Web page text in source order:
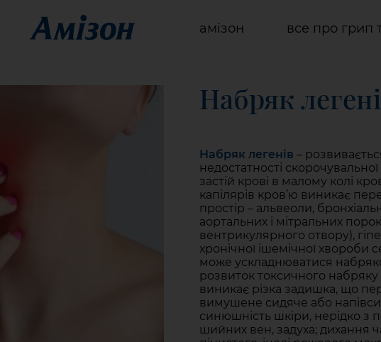
амізон все про грип
Набряк
Набряк легенів –
недостатності
застій крові в малому колі
капілярів кров’ю виникає
простір – альвеоли,
аортальних і мітральних
вентрикулярного отвору),
хронічної ішемічної хвороби
може ускладнюватися
розвиток токсичного
виникає різка задишка, що
вимушене сидяче або
синюшність шкіри, нерідко з
шийних вен, задуха; дихання